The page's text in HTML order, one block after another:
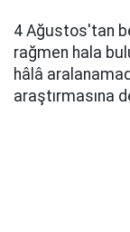
4 Ağustos'tan
rağmen hala
hâlâ
araştırmasına